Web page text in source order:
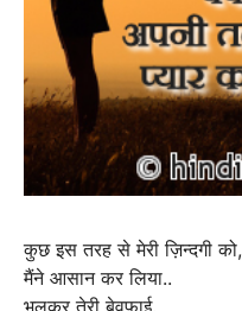
कुछ इस तरह से मेरी ज़िन्दगी को,
मैंने आसान कर लिया..
भूलकर तेरी बेवफाई,